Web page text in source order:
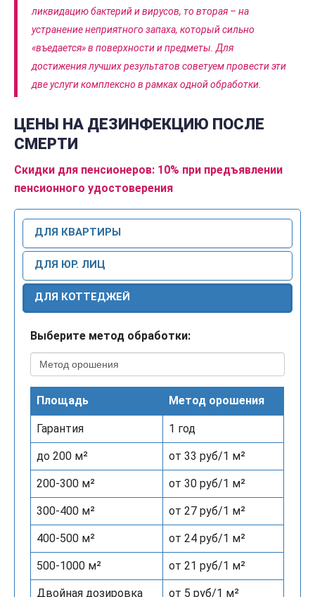
ликвидацию бактерий и вирусов, то вторая – на
устранение неприятного запаха, который сильно
«въедается» в поверхности и предметы. Для
достижения лучших результатов советуем провести эти
две услуги комплексно в рамках одной обработки.
ЦЕНЫ НА ДЕЗИНФЕКЦИЮ ПОСЛЕ
СМЕРТИ
Скидки для пенсионеров: 10% при предъявлении
пенсионного удостоверения
ДЛЯ КВАРТИРЫ
ДЛЯ ЮР. ЛИЦ
ДЛЯ КОТТЕДЖЕЙ
Выберите метод обработки:
Площадь Метод орошения
Гарантия 1 год
до 200 м² от 33 руб/1 м²
200-300 м² от 30 руб/1 м²
300-400 м² от 27 руб/1 м²
400-500 м² от 24 руб/1 м²
500-1000 м² от 21 руб/1 м²
Двойная дозировка от 5 руб/1 м²